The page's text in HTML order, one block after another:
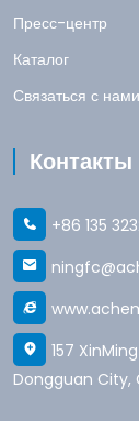
Пресс-центр
Каталог
Связаться с нами
Контакты
+86 135
157
Dongguan City,